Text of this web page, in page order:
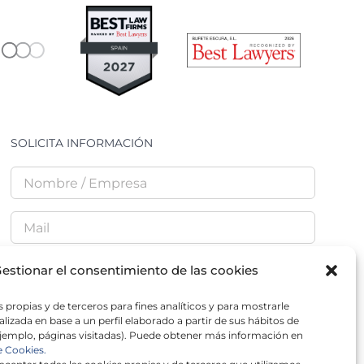
el consentimiento de las cookies
propias y de terceros para fines analíticos y para mostrarle
en base a un perfil elaborado a partir de sus hábitos de
páginas visitadas). Puede obtener más información en
Cookies.
SOLICITA INFORMACIÓN
He leído y acepto laPolítica de Privacidad